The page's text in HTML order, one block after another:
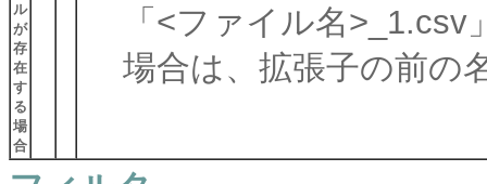
ル
が
存
在
す
る
場
合
「<ファイル名
場合は、拡張子の前の